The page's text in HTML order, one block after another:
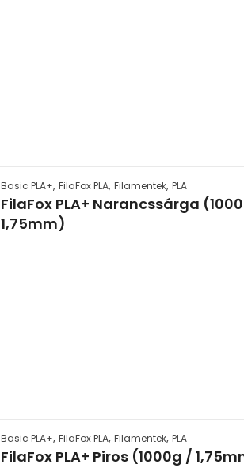
Basic PLA+, FilaFox PLA, Filamentek, PLA
FilaFox PLA+ Narancssárga
1,75mm)
Basic PLA+, FilaFox PLA, Filamentek, PLA
FilaFox PLA+ Piros (1000g /